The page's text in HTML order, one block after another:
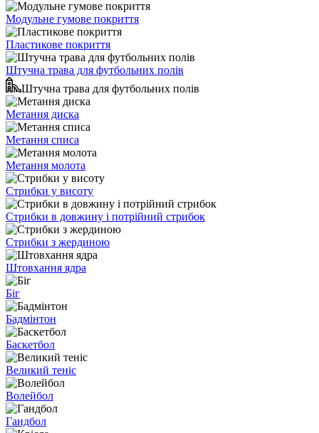
Модульне гумове покриття
Пластикове покриття
Штучна трава для футбольних полів
Штучна трава для футбольних полів
Метання диска
Метання списа
Метання молота
Стрибки у висоту
Стрибки в довжину і потрійний стрибок
Стрибки з жердиною
Штовхання ядра
Біг
Бадмінтон
Баскетбол
Великий теніс
Волейбол
Гандбол